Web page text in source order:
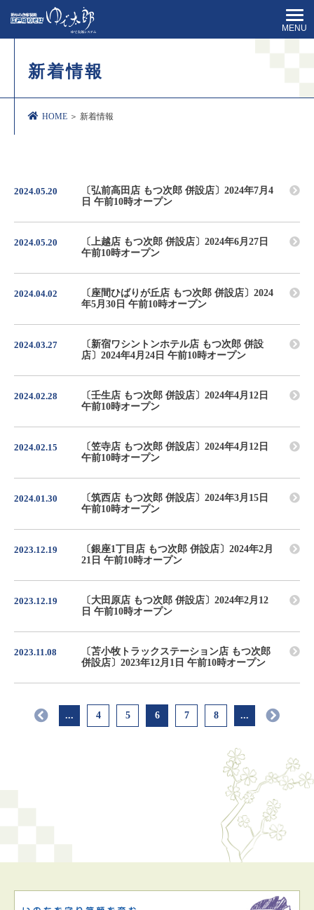
MENU
新着情報
HOME ＞ 新着情報
2024.05.20
〔弘前高田店 もつ次郎 併設店〕2024年7月4
日 午前10時オープン
2024.05.20
〔上越店 もつ次郎 併設店〕2024年6月27日
午前10時オープン
2024.04.02
〔座間ひばりが丘店 もつ次郎 併設店〕2024
年5月30日 午前10時オープン
2024.03.27
〔新宿ワシントンホテル店 もつ次郎 併設
店〕2024年4月24日 午前10時オープン
2024.02.28
〔壬生店 もつ次郎 併設店〕2024年4月12日
午前10時オープン
2024.02.15
〔笠寺店 もつ次郎 併設店〕2024年4月12日
午前10時オープン
2024.01.30
〔筑西店 もつ次郎 併設店〕2024年3月15日
午前10時オープン
2023.12.19
〔銀座1丁目店 もつ次郎 併設店〕2024年2月
21日 午前10時オープン
2023.12.19
〔大田原店 もつ次郎 併設店〕2024年2月12
日 午前10時オープン
2023.11.08
〔苫小牧トラックステーション店 もつ次郎
併設店〕2023年12月1日 午前10時オープン
... 4 5 6 7 8 ...